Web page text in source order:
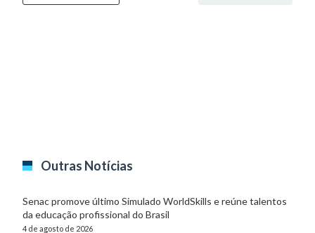
Outras Notícias
Senac promove último Simulado WorldSkills e reúne talentos
da educação profissional do Brasil
4 de agosto de 2026